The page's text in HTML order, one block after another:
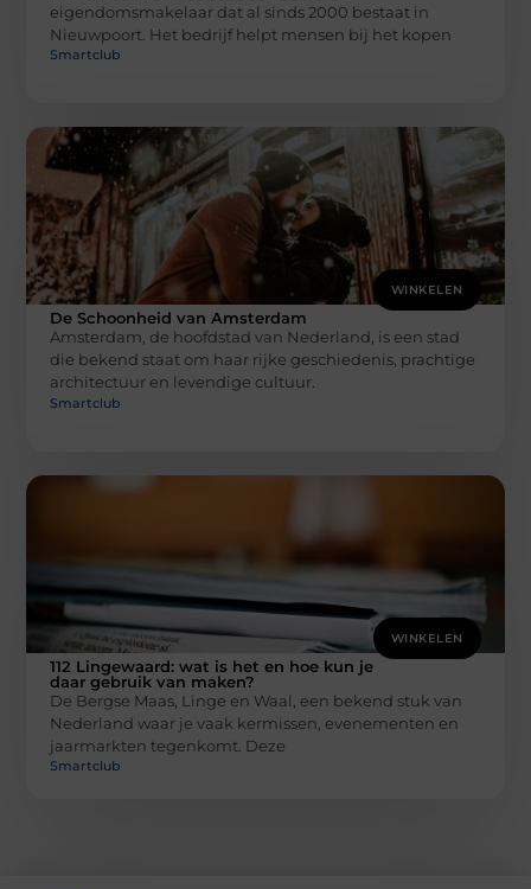
eigendomsmakelaar dat al sinds 2000 bestaat in
Nieuwpoort. Het bedrijf helpt mensen bij het kopen
Smartclub
WINKELEN
De Schoonheid van Amsterdam
Amsterdam, de hoofdstad van Nederland, is een stad
die bekend staat om haar rijke geschiedenis, prachtige
architectuur en levendige cultuur.
Smartclub
WINKELEN
112 Lingewaard: wat is het en hoe kun je
daar gebruik van maken?
De Bergse Maas, Linge en Waal, een bekend stuk van
Nederland waar je vaak kermissen, evenementen en
jaarmarkten tegenkomt. Deze
Smartclub